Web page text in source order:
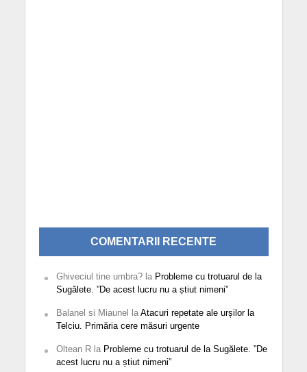
COMENTARII RECENTE
Ghiveciul tine umbra?la Probleme cu trotuarul de la
Sugălete. ”De acest lucru nu a știut nimeni”
Balanel si Miaunel la Atacuri repetate ale urșilor la
Telciu. Primăria cere măsuri urgente
Oltean Rla Probleme cu trotuarul de la Sugălete. ”De
acest lucru nu a știut nimeni”